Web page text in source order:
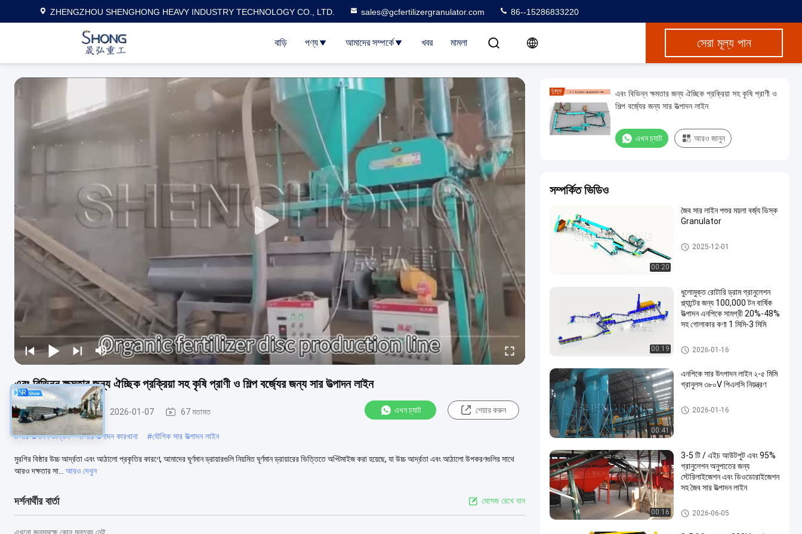
ZHENGZHOU SHENGHONG HEAVY INDUSTRY TECHNOLOGY CO., LTD. sales@gcfertilizergranulator.com 86--15286833220
বাড়ি পণ্য আমাদের সম্পর্কে খবর মামলা সেরা মূল্য পান
এবং বিভিন্ন ক্ষমতার জন্য ঐচ্ছিক প্রক্রিয়া সহ কৃষি প্রাণী ও শিল্প বর্জ্যের জন্য সার উত্পাদন লাইন
জৈব সার উত্পাদন লাইন 2026-01-07 67 মতামত এখন চ্যাট শেয়ার করুন
#সার উত্পাদন উদ্ভিদ #সার উত্পাদন কারখানা #যৌগিক সার উত্পাদন লাইন
মুরগির বিষ্ঠার উচ্চ আর্দ্রতা এবং আঠালো প্রকৃতির কারণে, আমাদের ঘূর্ণমান ড্রায়ারগুলি নিয়মিত ঘূর্ণমান ড্রায়ারের ভিত্তিতে অপ্টিমাইজ করা হয়েছে, যা উচ্চ আর্দ্রতা এবং আঠালো উপকরণগুলির সাথে
আরও দক্ষতার সা...
আরও দেখুন
দর্শনার্থীর বার্তা মেসেজ রেখে যান
এখনো জনসমক্ষে কোন মন্তব্য নেই
এবং বিভিন্ন ক্ষমতার জন্য ঐচ্ছিক প্রক্রিয়া সহ কৃষি প্রাণী ও
শিল্প বর্জ্যের জন্য সার উত্পাদন লাইন
এখন চ্যাট আরও জানুন
সম্পর্কিত ভিডিও
00:20
জৈব সার লাইন পশুর ময়লা বর্জ্য ডিস্ক
Granulator
জৈব সার উত্পাদন লাইন
2025-12-01
00:19
ধুলোমুক্ত রোটারি ড্রাম গ্রানুলেশন
প্ল্যান্টের জন্য 100,000 টন বার্ষিক
উত্পাদন এনপিকে সামগ্রী 20%-48%
সহ গোলাকার কণা 1 মিমি-3 মিমি
যৌগিক সার উত্পাদন লাইন
2026-01-16
00:41
এনপিকে সার উৎপাদন লাইন ২-৫ মিমি
গ্রানুলস ৩৮০V পিএলসি নিয়ন্ত্রণ
যৌগিক সার উত্পাদন লাইন
2026-01-16
00:16
3-5 টি / এইচ আউটপুট এবং 95%
গ্রানুলেশন অনুপাতের জন্য
স্টেরিলাইজেশন এবং ডিওডোরাইজেশন
সহ জৈব সার উত্পাদন লাইন
জৈব সার উত্পাদন লাইন
2026-06-05